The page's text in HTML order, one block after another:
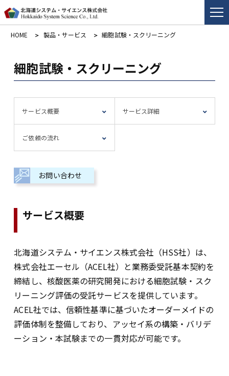
HOME 製品・サービス 細胞試験・スクリーニング
細胞試験・スクリーニング
サービス概要 サービス詳細
ご依頼の流れ
お問い合わせ
サービス概要
北海道システム・サイエンス株式会社（HSS社）は、
株式会社エーセル（ACEL社）と業務委受託基本契約を
締結し、核酸医薬の研究開発における細胞試験・スク
リーニング評価の受託サービスを提供しています。
ACEL社では、信頼性基準に基づいたオーダーメイドの
評価体制を整備しており、アッセイ系の構築・バリデ
ーション・本試験までの一貫対応が可能です。